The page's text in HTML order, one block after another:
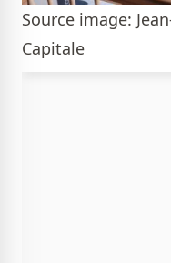
Source image:
Capitale